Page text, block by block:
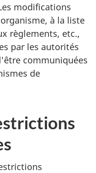
modifications
à la liste
règlements, etc.,
par les autorités
communiquées
de